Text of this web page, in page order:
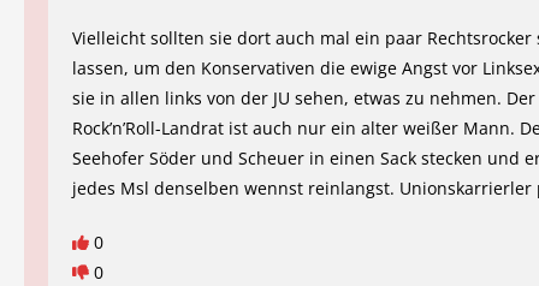
Vielleicht sollten sie dort auch mal ein paar Rechtsrocker
lassen, um den Konservativen die ewige Angst vor
sie in allen links von der JU sehen, etwas zu nehmen.
Rock’n’Roll-Landrat ist auch nur ein alter weißer Mann.
Seehofer Söder und Scheuer in einen Sack stecken und
jedes Msl denselben wennst reinlangst.
0
0